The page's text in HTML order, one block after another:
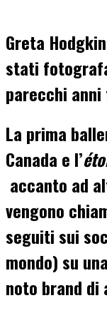
Greta
stati
parecchi anni
La prima
Canada e l’
accanto ad
vengono
seguiti sui
mondo) su
noto brand di